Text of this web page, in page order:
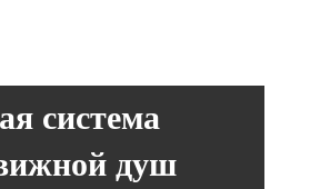
система
душ